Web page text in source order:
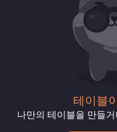
테이블
나만의 테이블을 만들